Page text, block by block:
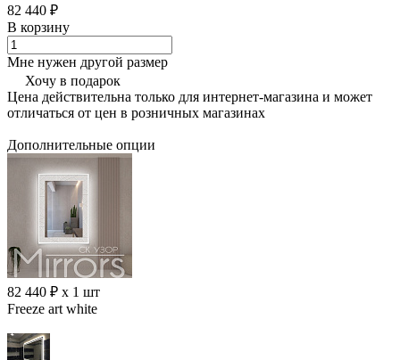
82 440 ₽
В корзину
Мне нужен другой размер
Хочу в подарок
Цена действительна только для интернет-магазина и может
отличаться от цен в розничных магазинах
Дополнительные опции
82 440 ₽ x 1 шт
Freeze art white